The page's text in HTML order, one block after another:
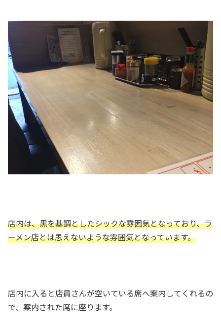
店内は、黒を基調としたシックな雰囲気となっており、ラ
ーメン店とは思えないような雰囲気となっています。
店内に入ると店員さんが空いている席へ案内してくれるの
で、案内された席に座ります。